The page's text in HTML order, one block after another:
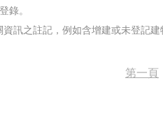
錄。
訊之註記，例如含增建或未登記
第一頁